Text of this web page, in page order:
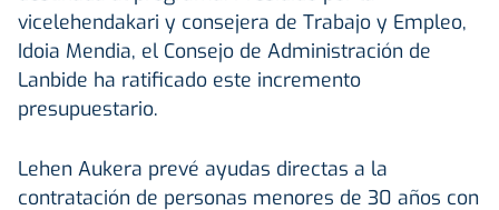
vicelehendakari y consejera de Trabajo y Empleo,
Idoia Mendia, el Consejo de Administración de
Lanbide ha ratificado este incremento
presupuestario.
Lehen Aukera prevé ayudas directas a la
contratación de personas menores de 30 años con